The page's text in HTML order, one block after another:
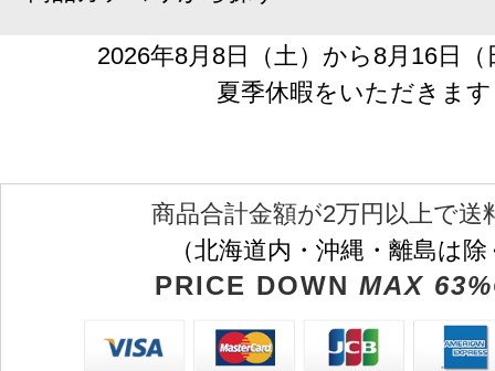
2026年8月8日（土）から8月16日
夏季休暇をいただきます
商品合計金額が2万円以上で送
（北海道内・沖縄・離島は
PRICE DOWN MAX